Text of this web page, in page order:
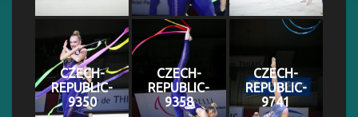
CZECH-
REPUBLIC-
9350
CZECH-
REPUBLIC-
9358
CZECH-
REPUBLIC-
9741